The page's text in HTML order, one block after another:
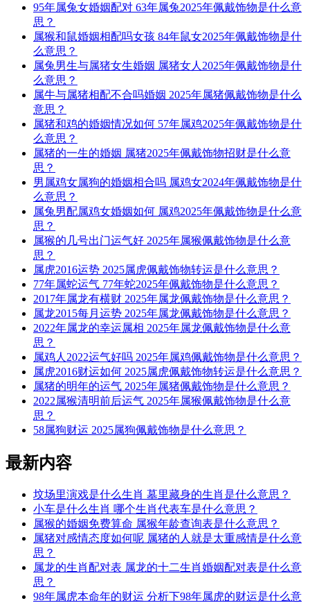
95年属兔女婚姻配对 63年属兔2025年佩戴饰物是什么意
思？
属猴和鼠婚姻相配吗女孩 84年鼠女2025年佩戴饰物是什
么意思？
属兔男生与属猪女生婚姻 属猪女人2025年佩戴饰物是什
么意思？
属牛与属猪相配不合吗婚姻 2025年属猪佩戴饰物是什么
意思？
属猪和鸡的婚姻情况如何 57年属鸡2025年佩戴饰物是什
么意思？
属猪的一生的婚姻 属猪2025年佩戴饰物招财是什么意
思？
男属鸡女属狗的婚姻相合吗 属鸡女2024年佩戴饰物是什
么意思？
属兔男配属鸡女婚姻如何 属鸡2025年佩戴饰物是什么意
思？
属猴的几号出门运气好 2025年属猴佩戴饰物是什么意
思？
属虎2016运势 2025属虎佩戴饰物转运是什么意思？
77年属蛇运气 77年蛇2025年佩戴饰物是什么意思？
2017年属龙有横财 2025年属龙佩戴饰物是什么意思？
属龙2015每月运势 2025年属龙佩戴饰物是什么意思？
2022年属龙的幸运属相 2025年属龙佩戴饰物是什么意
思？
属鸡人2022运气好吗 2025年属鸡佩戴饰物是什么意思？
属虎2016财运如何 2025属虎佩戴饰物转运是什么意思？
属猪的明年的运气 2025年属猪佩戴饰物是什么意思？
2022属猴清明前后运气 2025年属猴佩戴饰物是什么意
思？
58属狗财运 2025属狗佩戴饰物是什么意思？
最新内容
坟场里演戏是什么生肖 墓里藏身的生肖是什么意思？
小车是什么生肖 哪个生肖代表车是什么意思？
属猴的婚姻免费算命 属猴年龄查询表是什么意思？
属猪对感情态度如何呢 属猪的人就是太重感情是什么意
思？
属龙的生肖配对表 属龙的十二生肖婚姻配对表是什么意
思？
98年属虎本命年的财运 分析下98年属虎的财运是什么意